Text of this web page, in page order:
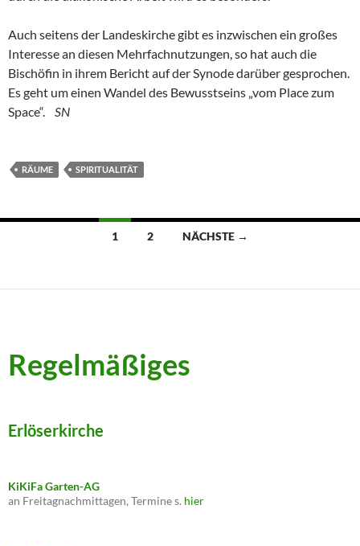
Auch seitens der Landeskirche gibt es inzwischen ein großes
Interesse an diesen Mehrfachnutzungen, so hat auch die
Bischöfin in ihrem Bericht auf der Synode darüber gesprochen.
Es geht um einen Wandel des Bewusstseins „vom Place zum
Space“. SN
RÄUME SPIRITUALITÄT
Beitragsnavigation
1 2 NÄCHSTE →
Regelmäßiges
Erlöserkirche
KiKiFa Garten-AG
an Freitagnachmittagen, Termine s. hier